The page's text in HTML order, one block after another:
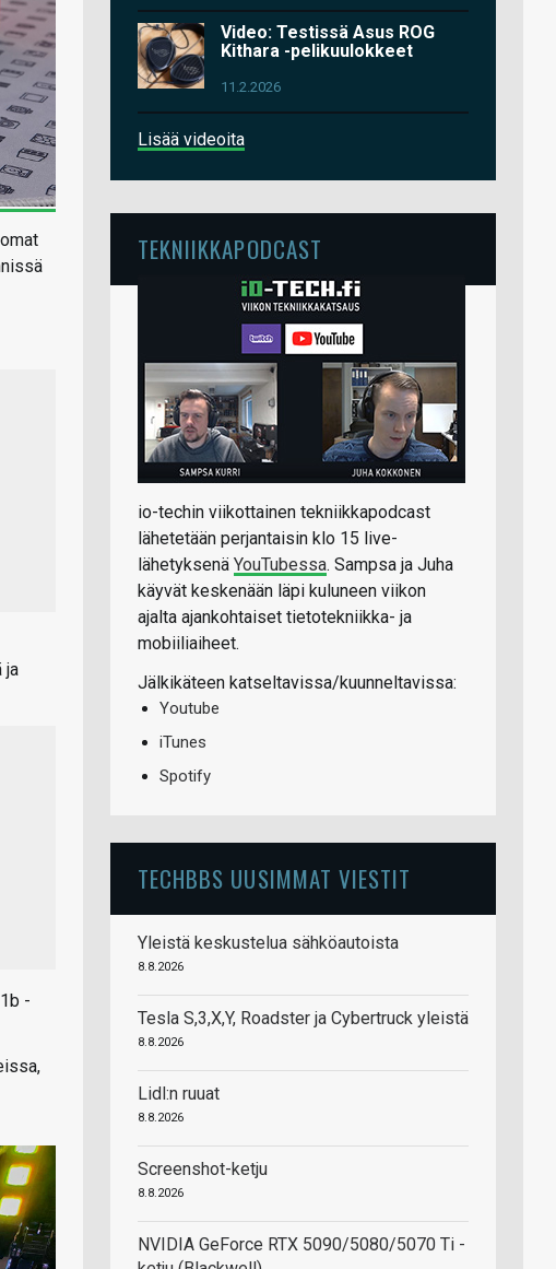
ja
-
Video: Testissä Asus ROG
Kithara -pelikuulokkeet
11.2.2026
Lisää videoita
TEKNIIKKAPODCAST
io-techin viikottainen tekniikkapodcast
lähetetään perjantaisin klo 15 live-
lähetyksenä YouTubessa. Sampsa ja Juha
käyvät keskenään läpi kuluneen viikon
ajalta ajankohtaiset tietotekniikka- ja
mobiiliaiheet.
Jälkikäteen katseltavissa/kuunneltavissa:
Youtube
iTunes
Spotify
TECHBBS UUSIMMAT VIESTIT
Yleistä keskustelua sähköautoista
8.8.2026
Tesla S,3,X,Y, Roadster ja Cybertruck yleistä
8.8.2026
Lidl:n ruuat
8.8.2026
Screenshot-ketju
8.8.2026
NVIDIA GeForce RTX 5090/5080/5070 Ti -